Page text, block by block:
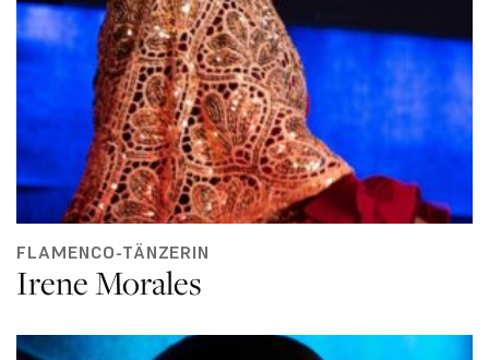
FLAMENCO-TÄNZERIN
Irene Morales